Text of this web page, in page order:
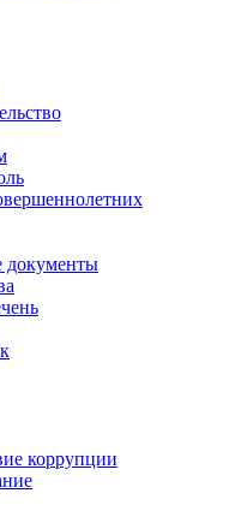
документы
коррупции